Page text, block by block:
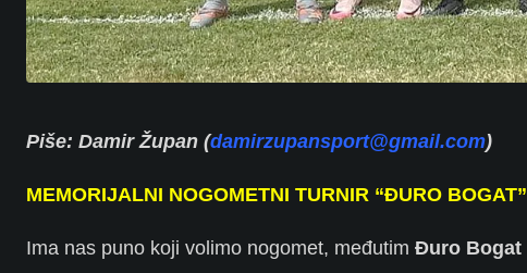
Piše: Damir Župan (damirzupansport@gmail.com)
MEMORIJALNI NOGOMETNI TURNIR “ĐURO BOGAT”
Ima nas puno koji volimo nogomet, međutim Đuro Bogat